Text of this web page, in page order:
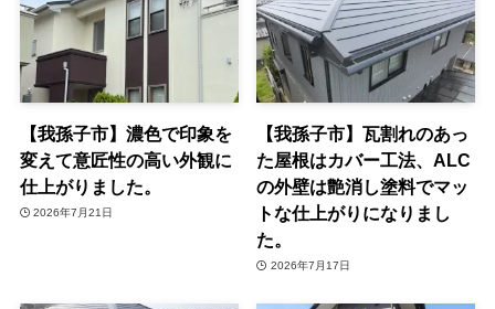
【我孫子市】濃色で印象を
変えて意匠性の高い外観に
仕上がりました。
2026年7月21日
【我孫子市】瓦割れのあっ
た屋根はカバー工法、ALC
の外壁は艶消し塗料でマッ
トな仕上がりになりまし
た。
2026年7月17日